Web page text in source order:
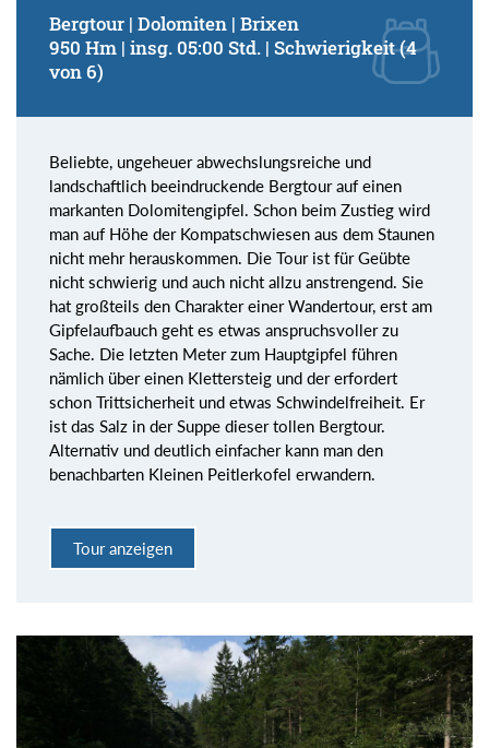
Bergtour | Dolomiten | Brixen
950 Hm | insg. 05:00 Std. | Schwierigkeit (4
von 6)
Beliebte, ungeheuer abwechslungsreiche und
landschaftlich beeindruckende Bergtour auf einen
markanten Dolomitengipfel. Schon beim Zustieg wird
man auf Höhe der Kompatschwiesen aus dem Staunen
nicht mehr herauskommen. Die Tour ist für Geübte
nicht schwierig und auch nicht allzu anstrengend. Sie
hat großteils den Charakter einer Wandertour, erst am
Gipfelaufbauch geht es etwas anspruchsvoller zu
Sache. Die letzten Meter zum Hauptgipfel führen
nämlich über einen Klettersteig und der erfordert
schon Trittsicherheit und etwas Schwindelfreiheit. Er
ist das Salz in der Suppe dieser tollen Bergtour.
Alternativ und deutlich einfacher kann man den
benachbarten Kleinen Peitlerkofel erwandern.
Tour anzeigen